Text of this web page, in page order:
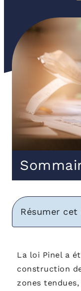
Résumer
La loi Pinel a
construction
zones